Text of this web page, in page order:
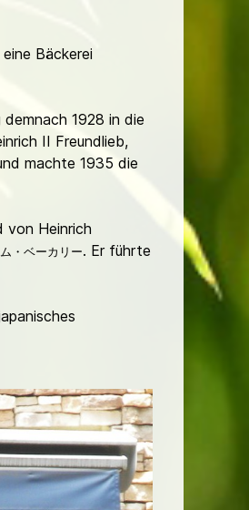
Bäckerei
1928 in die
II Freundlieb,
machte 1935 die
von Heinrich
・ベーカリー. Er führte